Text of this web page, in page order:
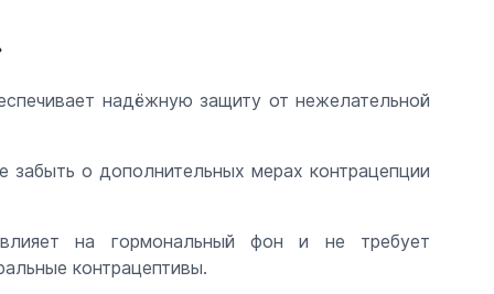
надёжную защиту от нежелательной
о дополнительных мерах контрацепции
на гормональный фон и не требует
контрацептивы.